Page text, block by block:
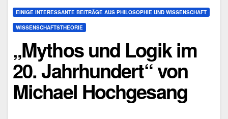
EINIGE INTERESSANTE BEITRÄGE AUS PHILOSOPHIE UND WISSENSCHAFT
WISSENSCHAFTSTHEORIE
„Mythos und Logik im
20. Jahrhundert“ von
Michael Hochgesang